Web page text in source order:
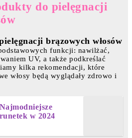
do pielęgnacji
brązowych włosów
funkcji: nawilżać,
UV, a także podkreślać
kilka rekomendacji, które
włosy będą wyglądały zdrowo i
Najmodniejsze
w 2024